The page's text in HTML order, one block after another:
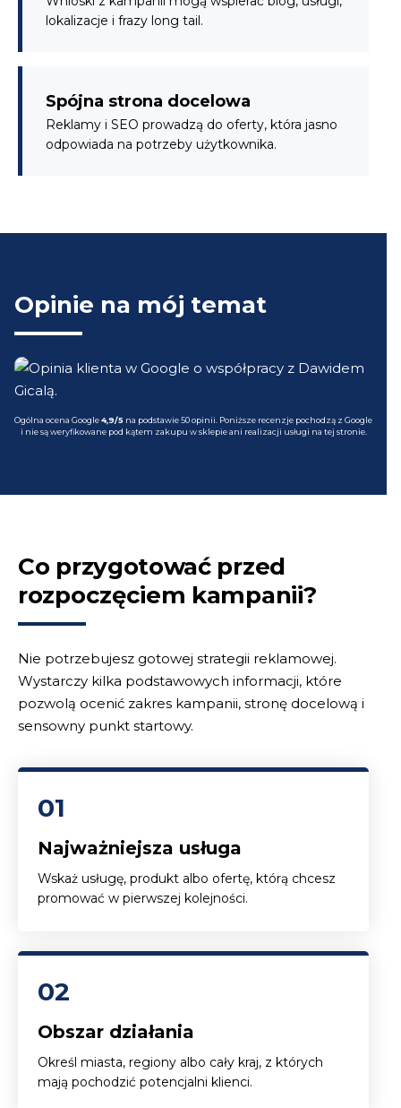
lokalizacje i frazy long tail.
Spójna strona docelowa
Reklamy i SEO prowadzą do oferty, która jasno
odpowiada na potrzeby użytkownika.
Opinie na mój temat
Ogólna ocena Google4,9/5 na podstawie 50 opinii. Poniższe recenzje pochodzą z Google
i nie są weryfikowane pod kątem zakupu w sklepie ani realizacji usługi na tej stronie.
Co przygotować przed
rozpoczęciem kampanii?
Nie potrzebujesz gotowej strategii reklamowej.
Wystarczy kilka podstawowych informacji, które
pozwolą ocenić zakres kampanii, stronę docelową i
sensowny punkt startowy.
01
Najważniejsza usługa
Wskaż usługę, produkt albo ofertę, którą chcesz
promować w pierwszej kolejności.
02
Obszar działania
Określ miasta, regiony albo cały kraj, z których
mają pochodzić potencjalni klienci.